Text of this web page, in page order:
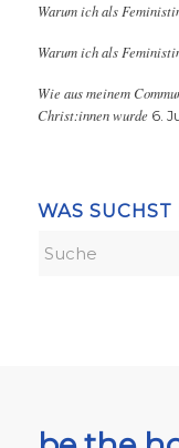
Warum ich als
Warum ich als
Wie aus meinem
Christ:innen wurde 6.
WAS SUCHST